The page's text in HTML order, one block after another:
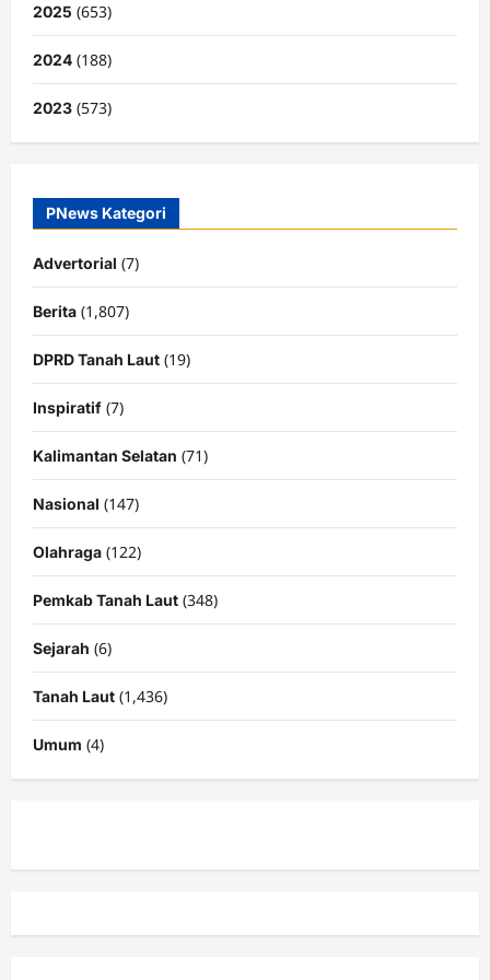
2025 (653)
2024 (188)
2023 (573)
PNews Kategori
Advertorial (7)
Berita (1,807)
DPRD Tanah Laut (19)
Inspiratif (7)
Kalimantan Selatan (71)
Nasional (147)
Olahraga (122)
Pemkab Tanah Laut (348)
Sejarah (6)
Tanah Laut (1,436)
Umum (4)